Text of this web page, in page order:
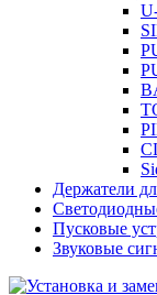
Держатели
Пусковые
Звуковые